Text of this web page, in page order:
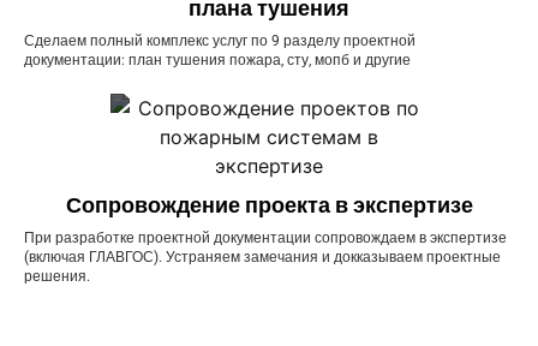
плана тушения
Сделаем полный комплекс услуг по 9 разделу проектной
документации: план тушения пожара, сту, мопб и другие
Сопровождение проекта в экспертизе
При разработке проектной документации сопровождаем в экспертизе
(включая ГЛАВГОС). Устраняем замечания и докказываем проектные
решения.